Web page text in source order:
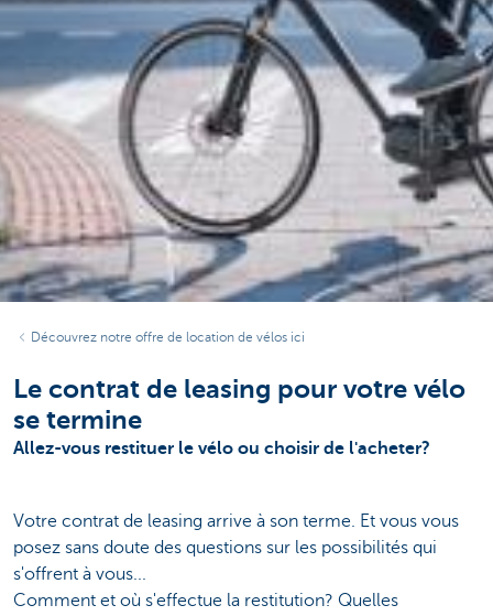
Découvrez notre offre de location de vélos ici
Le contrat de leasing pour votre vélo
se termine
Allez-vous restituer le vélo ou choisir de l'acheter?
Votre contrat de leasing arrive à son terme. Et vous vous
posez sans doute des questions sur les possibilités qui
s'offrent à vous...
Comment et où s'effectue la restitution? Quelles